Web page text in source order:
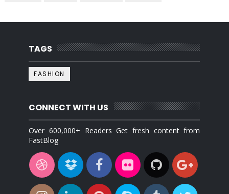
TAGS
FASHION
CONNECT WITH US
Over 600,000+ Readers Get fresh content from
FastBlog